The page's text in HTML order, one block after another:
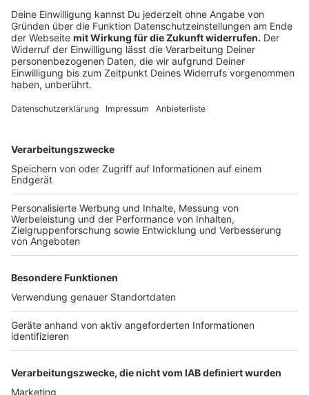
©Adobe Stock / Björn Wylezich
Anzeige
Nicht die Nummernschilder vergessen
Anzeige
Um die Nummernschilder müssen sich Halterinnen und
Halter allerdings weiterhin selbst kümmern. Da die
Kennzeichenkombination erst im Onlineprozess
ausgewählt wird, können wir uns auch erst im
Anschluss darum kümmern. Das mit dem “sofort
losfahren" geht also nur in der Theorie auf. Hier kann es
hilfreich sein, sich das eigene Wunschkennzeichen
vorab zu reservieren. Bei vielen Zulassungsbehörden
wir uns die Nummernschilder schon kurz vorher
besorgen. Wirklich unkompliziert ist der Prozess also
nur bei Umschreibung und Kennzeichenmitnahme.
Autorin: Laura Knichel